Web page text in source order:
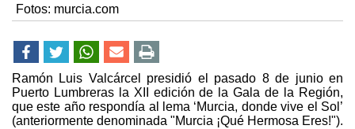
Fotos: murcia.com
Ramón Luis Valcárcel presidió el pasado 8 de junio en
Puerto Lumbreras la XII edición de la Gala de la Región,
que este año respondía al lema ‘Murcia, donde vive el Sol’
(anteriormente denominada "Murcia ¡Qué Hermosa Eres!").